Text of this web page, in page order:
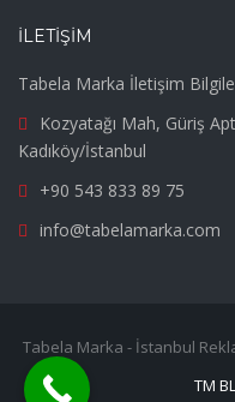
İLETIŞIM
Tabela Marka İletişim
Kozyatağı Mah, Güriş
Kadıköy/İstanbul
+90 543 833 89 75
info@tabelamarka.com
Tabela Marka - İstanbul
TM